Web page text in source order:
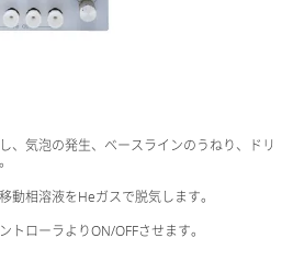
、気泡の発生、ベースラインのうねり、ドリ
動相溶液をHeガスで脱気します。
ローラよりON/OFFさせます。